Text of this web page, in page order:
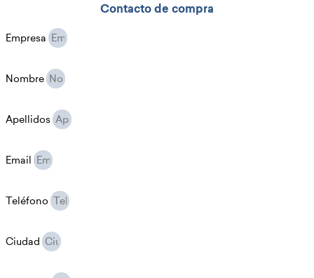
Contacto de compra
Empresa
Nombre
Apellidos
Email
Teléfono
Ciudad